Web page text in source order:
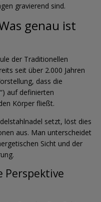
gravierend sind.
genau ist
der Traditionellen
seit über 2.000 Jahren
dass die
“) auf definierten
Körper fließt.
setzt, löst dies
aus. Man unterscheidet
Sicht und der
Perspektive